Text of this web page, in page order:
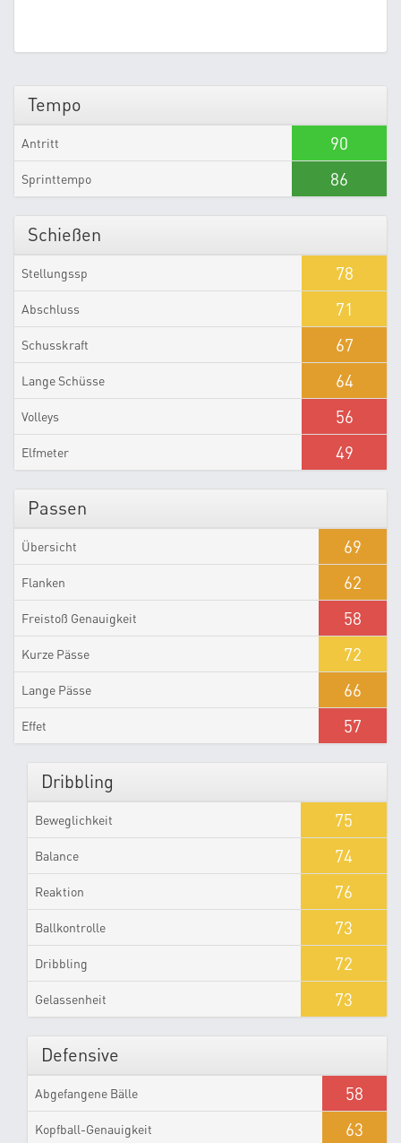
Tempo
Antritt 90
Sprinttempo 86
Schießen
Stellungssp 78
Abschluss 71
Schusskraft 67
Lange Schüsse 64
Volleys 56
Elfmeter 49
Passen
Übersicht 69
Flanken 62
Freistoß Genauigkeit 58
Kurze Pässe 72
Lange Pässe 66
Effet 57
Dribbling
Beweglichkeit 75
Balance 74
Reaktion 76
Ballkontrolle 73
Dribbling 72
Gelassenheit 73
Defensive
Abgefangene Bälle 58
Kopfball-Genauigkeit 63